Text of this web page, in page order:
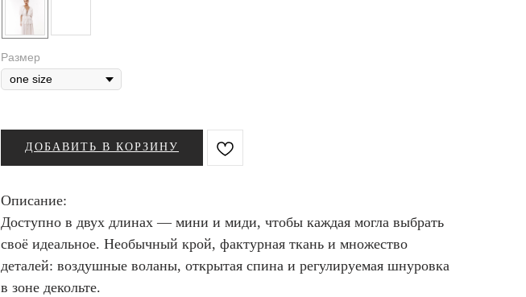
Размер
ДОБАВИТЬ В КОРЗИНУ
Описание:
Доступно в двух длинах — мини и миди, чтобы каждая могла выбрать
своё идеальное. Необычный крой, фактурная ткань и множество
деталей: воздушные воланы, открытая спина и регулируемая шнуровка
в зоне декольте.